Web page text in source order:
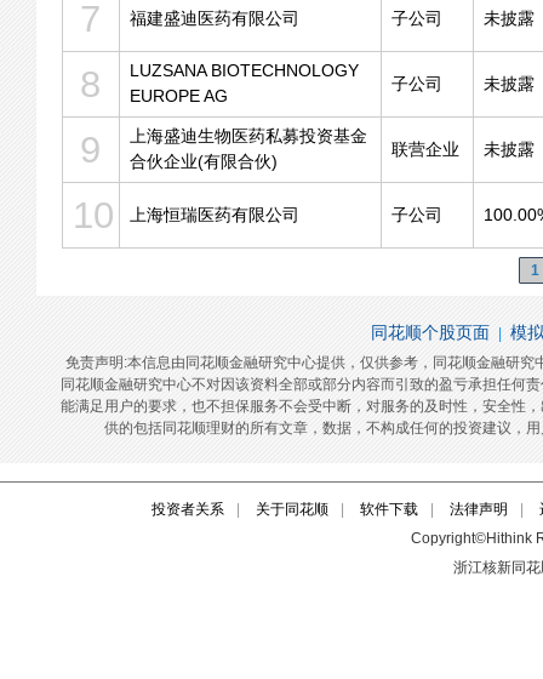
投资者关系 关于同花顺 软件下载 法律声明
Copyright©Hithink
浙江核新同